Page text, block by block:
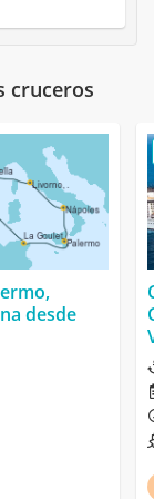
cruceros
desde